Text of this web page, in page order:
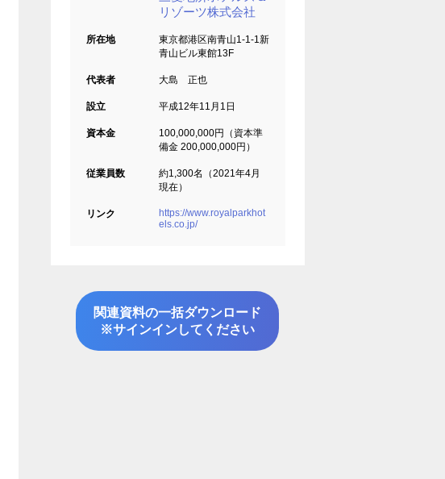
リゾーツ株式会社
所在地
東京都港区南青山1-1-1新
青山ビル東館13F
代表者 大島 正也
設立 平成12年11月1日
資本金
100,000,000円（資本準
備金 200,000,000円）
従業員数
約1,300名（2021年4月
現在）
リンク
https://www.royalparkhot
els.co.jp/
関連資料の一括ダウンロード
※サインインしてください